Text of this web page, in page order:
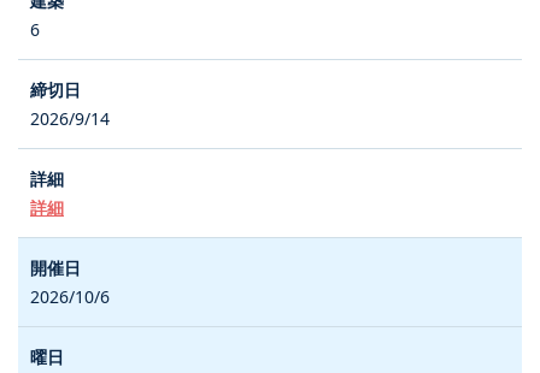
6
2026/9/14
詳細
2026/10/6